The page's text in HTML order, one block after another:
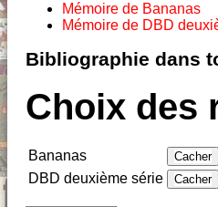
Mémoire de Bananas
Mémoire de DBD
Bibliographie dans
Choix des
Bananas Cacher
DBD deuxième série Cacher